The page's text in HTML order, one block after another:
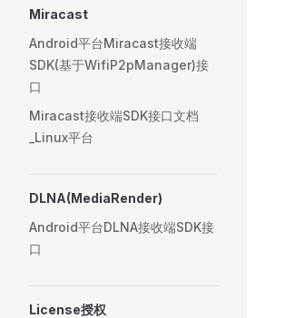
Miracast
Android平台Miracast接收端
SDK(基于WifiP2pManager)接
口
Miracast接收端SDK接口文档
_Linux平台
DLNA(MediaRender)
Android平台DLNA接收端SDK接
口
License授权